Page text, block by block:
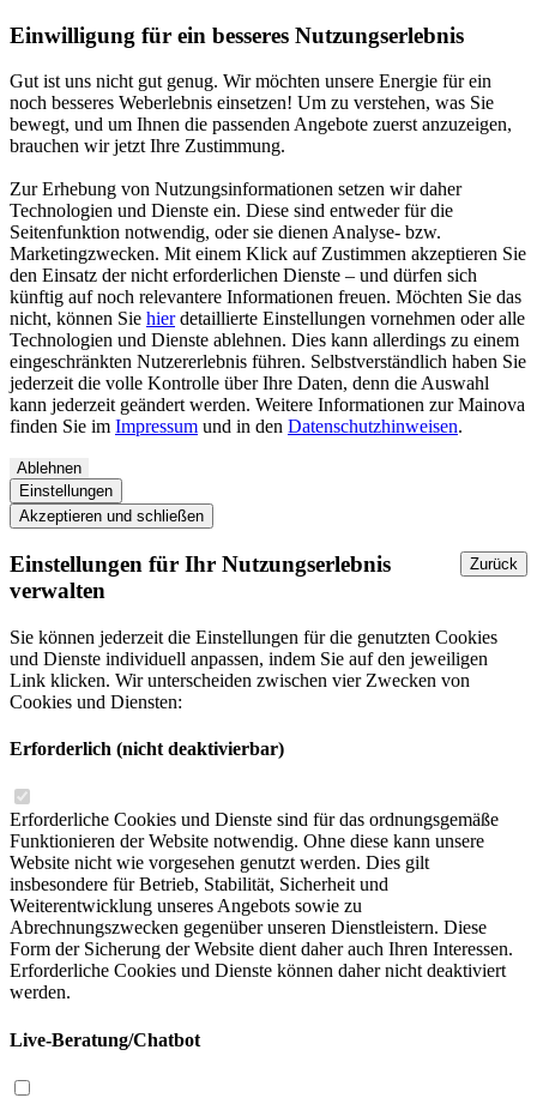
Einwilligung für ein besseres Nutzungserlebnis
Gut ist uns nicht gut genug. Wir möchten unsere Energie für ein
noch besseres Weberlebnis einsetzen! Um zu verstehen, was Sie
bewegt, und um Ihnen die passenden Angebote zuerst anzuzeigen,
brauchen wir jetzt Ihre Zustimmung.
Zur Erhebung von Nutzungsinformationen setzen wir daher
Technologien und Dienste ein. Diese sind entweder für die
Seitenfunktion notwendig, oder sie dienen Analyse- bzw.
Marketingzwecken. Mit einem Klick auf Zustimmen akzeptieren Sie
den Einsatz der nicht erforderlichen Dienste – und dürfen sich
künftig auf noch relevantere Informationen freuen. Möchten Sie das
nicht, können Sie hierdetaillierte Einstellungen vornehmen oder alle
Technologien und Dienste ablehnen. Dies kann allerdings zu einem
eingeschränkten Nutzererlebnis führen. Selbstverständlich haben Sie
jederzeit die volle Kontrolle über Ihre Daten, denn die Auswahl
kann jederzeit geändert werden. Weitere Informationen zur Mainova
finden Sie im Impressum und in den Datenschutzhinweisen.
Ablehnen
Einstellungen
Akzeptieren und schließen
Zurück
Einstellungen für Ihr Nutzungserlebnis
verwalten
Sie können jederzeit die Einstellungen für die genutzten Cookies
und Dienste individuell anpassen, indem Sie auf den jeweiligen
Link klicken. Wir unterscheiden zwischen vier Zwecken von
Cookies und Diensten:
Erforderlich (nicht deaktivierbar)
Erforderliche Cookies und Dienste sind für das ordnungsgemäße
Funktionieren der Website notwendig. Ohne diese kann unsere
Website nicht wie vorgesehen genutzt werden. Dies gilt
insbesondere für Betrieb, Stabilität, Sicherheit und
Weiterentwicklung unseres Angebots sowie zu
Abrechnungszwecken gegenüber unseren Dienstleistern. Diese
Form der Sicherung der Website dient daher auch Ihren Interessen.
Erforderliche Cookies und Dienste können daher nicht deaktiviert
werden.
Live-Beratung/Chatbot